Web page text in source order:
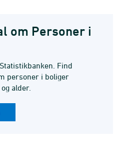
om Personer i
Find
personer i boliger
alder.